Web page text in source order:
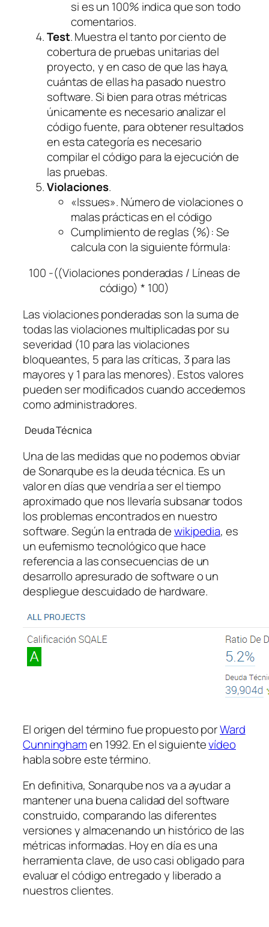
si es un 100% indica que son todo
comentarios.
Test. Muestra el tanto por ciento de
cobertura de pruebas unitarias del
proyecto, y en caso de que las haya,
cuántas de ellas ha pasado nuestro
software. Si bien para otras métricas
únicamente es necesario analizar el
código fuente, para obtener resultados
en esta categoría es necesario
compilar el código para la ejecución de
las pruebas.
Violaciones.
«Issues». Número de violaciones o
malas prácticas en el código
Cumplimiento de reglas (%): Se
calcula con la siguiente fórmula:
100 -((Violaciones ponderadas / Líneas de
código) * 100)
Las violaciones ponderadas son la suma de
todas las violaciones multiplicadas por su
severidad (10 para las violaciones
bloqueantes, 5 para las críticas, 3 para las
mayores y 1 para las menores). Estos valores
pueden ser modificados cuando accedemos
como administradores.
Deuda Técnica
Una de las medidas que no podemos obviar
de Sonarqube es la deuda técnica. Es un
valor en días que vendría a ser el tiempo
aproximado que nos llevaría subsanar todos
los problemas encontrados en nuestro
software. Según la entrada dewikipedia, es
un eufemismo tecnológico que hace
referencia a las consecuencias de un
desarrollo apresurado de softwareo un
despliegue descuidado de hardware.
El origen del término fue propuesto porWard
Cunninghamen 1992. En el siguientevídeo
habla sobre este término.
En definitiva, Sonarqube nos va a ayudar a
mantener una buena calidad del software
construido, comparando las diferentes
versiones y almacenando un histórico de las
métricas informadas. Hoy en día es una
herramienta clave, de uso casi obligado para
evaluar el código entregado y liberado a
nuestros clientes.